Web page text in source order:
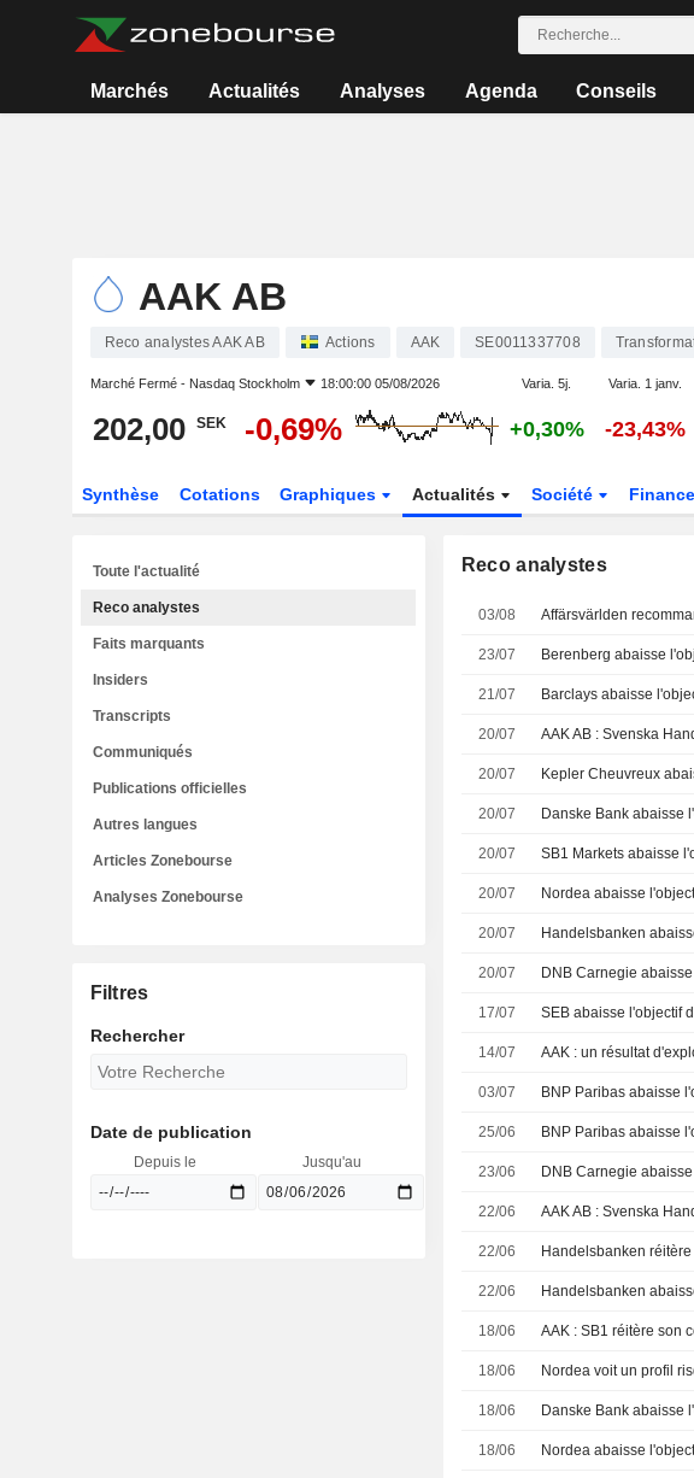
Marchés Actualités Analyses Agenda Conseils
AAK AB
Reco analystes AAK AB Actions AAK SE0011337708
Marché Fermé - Nasdaq Stockholm 18:00:00 05/08/2026 Varia. 5j. Varia. 1 janv.
202,00 SEK -0,69% +0,30% -23,43%
Synthèse Cotations Graphiques Actualités Société
Reco analystes
03/08
23/07
21/07
20/07 AAK AB : Svenska
20/07
20/07
20/07
20/07
20/07
20/07
17/07
14/07
03/07
25/06
23/06
22/06 AAK AB : Svenska
22/06
22/06
18/06
18/06
18/06
18/06
Toute l'actualité
Reco analystes
Faits marquants
Insiders
Transcripts
Communiqués
Publications officielles
Autres langues
Articles Zonebourse
Analyses Zonebourse
Filtres
Rechercher
Date de publication
Depuis le Jusqu'au